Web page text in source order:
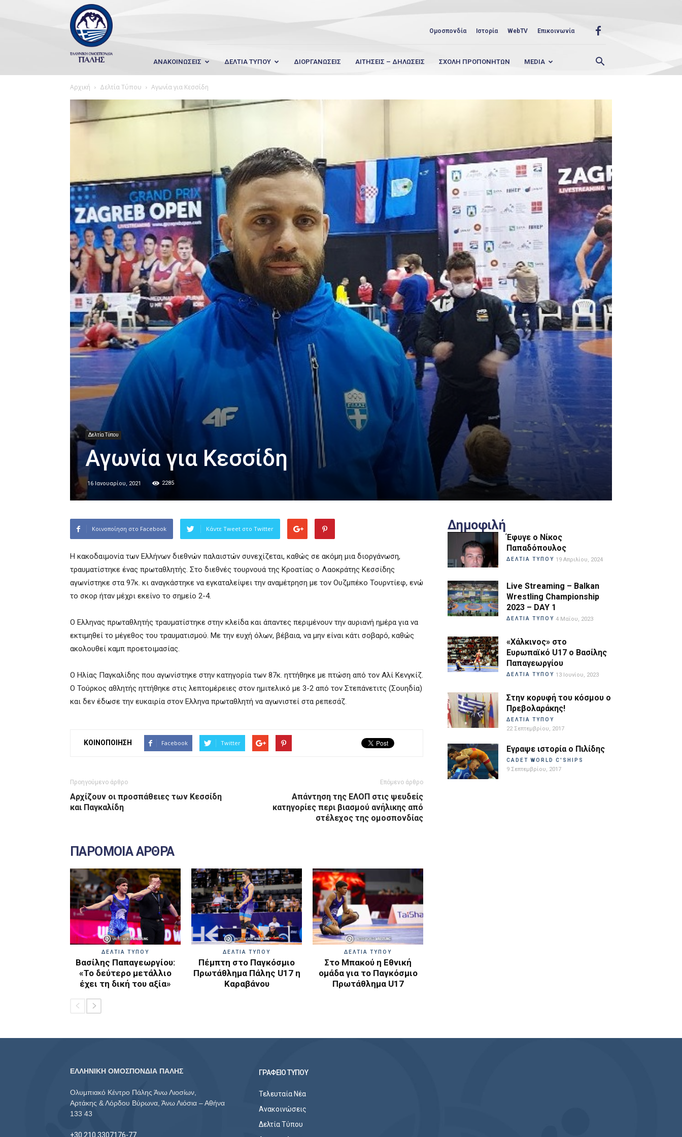
Wrestling
Hellas
Ομοσπονδία Ιστορία WebTV Επικοινωνία
ΑΝΑΚΟΙΝΩΣΕΙΣ ΔΕΛΤΙΑ ΤΥΠΟΥ ΔΙΟΡΓΑΝΩΣΕΙΣ ΑΙΤΗΣΕΙΣ – ΔΗΛΩΣΕΙΣ ΣΧΟΛΗ ΠΡΟΠΟΝΗΤΩΝ MEDIA
Αρχική Δελτία Τύπου Αγωνία για Κεσσίδη
Δελτία Τύπου
Αγωνία για Κεσσίδη
16 Ιανουαρίου, 2021 2285
Κοινοποίηση στο Facebook Κάντε Tweet στο Twitter
Η κακοδαιμονία των Ελλήνων διεθνών παλαιστών συνεχίζεται, καθώς σε ακόμη μια διοργάνωση,
τραυματίστηκε ένας πρωταθλητής. Στο διεθνές τουρνουά της Κροατίας ο Λαοκράτης Κεσσίδης
αγωνίστηκε στα 97κ. κι αναγκάστηκε να εγκαταλείψει την αναμέτρηση με τον Ουζμπέκο Τουρντίεφ, ενώ
το σκορ ήταν μέχρι εκείνο το σημείο 2-4.
Ο Ελληνας πρωταθλητής τραυματίστηκε στην κλείδα και άπαντες περιμένουν την αυριανή ημέρα για να
εκτιμηθεί το μέγεθος του τραυματισμού. Με την ευχή όλων, βέβαια, να μην είναι κάτι σοβαρό, καθώς
ακολουθεί καμπ προετοιμασίας.
Ο Ηλίας Παγκαλίδης που αγωνίστηκε στην κατηγορία των 87κ. ηττήθηκε με πτώση από τον Αλί Κενγκίζ.
Ο Τούρκος αθλητής ηττήθηκε στις λεπτομέρειες στον ημιτελικό με 3-2 από τον Στεπάνετιτς (Σουηδία)
και δεν έδωσε την ευκαιρία στον Ελληνα πρωταθλητή να αγωνιστεί στα ρεπεσάζ.
ΚΟΙΝΟΠΟΙΗΣΗ Facebook Twitter
Προηγούμενο άρθρο
Αρχίζουν οι προσπάθειες των Κεσσίδη
και Παγκαλίδη
Επόμενο άρθρο
Απάντηση της ΕΛΟΠ στις ψευδείς
κατηγορίες περι βιασμού ανήλικης από
στέλεχος της ομοσπονδίας
ΠΑΡΟΜΟΙΑ ΑΡΘΡΑ
ΔΕΛΤΙΑ ΤΥΠΟΥ
Βασίλης Παπαγεωργίου:
«Το δεύτερο μετάλλιο
έχει τη δική του αξία»
ΔΕΛΤΙΑ ΤΥΠΟΥ
Πέμπτη στο Παγκόσμιο
Πρωτάθλημα Πάλης U17 η
Καραβάνου
ΔΕΛΤΙΑ ΤΥΠΟΥ
Στο Μπακού η Εθνική
ομάδα για το Παγκόσμιο
Πρωτάθλημα U17
Δημοφιλή
Έφυγε ο Νίκος
Παπαδόπουλος
ΔΕΛΤΙΑ ΤΥΠΟΥ 19 Απριλίου, 2024
Live Streaming – Balkan
Wrestling Championship
2023 – DAY 1
ΔΕΛΤΙΑ ΤΥΠΟΥ 4 Μαΐου, 2023
«Χάλκινος» στο
Ευρωπαϊκό U17 ο Βασίλης
Παπαγεωργίου
ΔΕΛΤΙΑ ΤΥΠΟΥ 13 Ιουνίου, 2023
Στην κορυφή του κόσμου ο
Πρεβολαράκης!
ΔΕΛΤΙΑ ΤΥΠΟΥ
22 Σεπτεμβρίου, 2017
Εγραψε ιστορία ο Πιλίδης
CADET WORLD C'SHIPS
9 Σεπτεμβρίου, 2017
ΕΛΛΗΝΙΚΗ ΟΜΟΣΠΟΝΔΙΑ ΠΑΛΗΣ
Ολυμπιακό Κέντρο Πάλης Άνω Λιοσίων,
Αρτάκης & Λόρδου Βύρωνα, Άνω Λιόσια – Αθήνα
133 43
+30 210 3307176-77
ΓΡΑΦΕΙΟ ΤΥΠΟΥ
Τελευταία Νέα
Ανακοινώσεις
Δελτία Τύπου